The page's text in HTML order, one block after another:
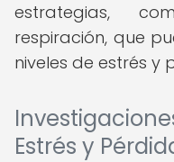
estrategias,
respiración, que
niveles de estrés y
Estrés y